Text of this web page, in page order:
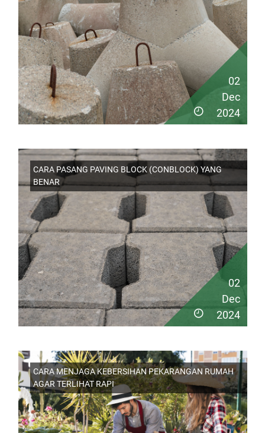
02
Dec
2024
CARA PASANG PAVING BLOCK (CONBLOCK) YANG
BENAR
02
Dec
2024
CARA MENJAGA KEBERSIHAN PEKARANGAN RUMAH
AGAR TERLIHAT RAPI